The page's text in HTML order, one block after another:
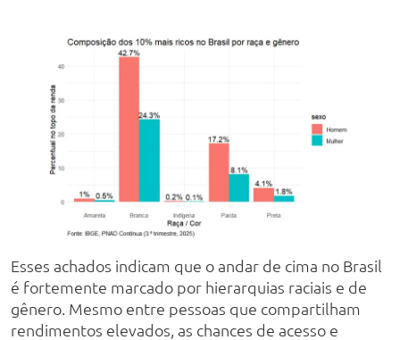
Esses achados indicam que o andar de cima no Brasil
é fortemente marcado por hierarquias raciais e de
gênero. Mesmo entre pessoas que compartilham
rendimentos elevados, as chances de acesso e